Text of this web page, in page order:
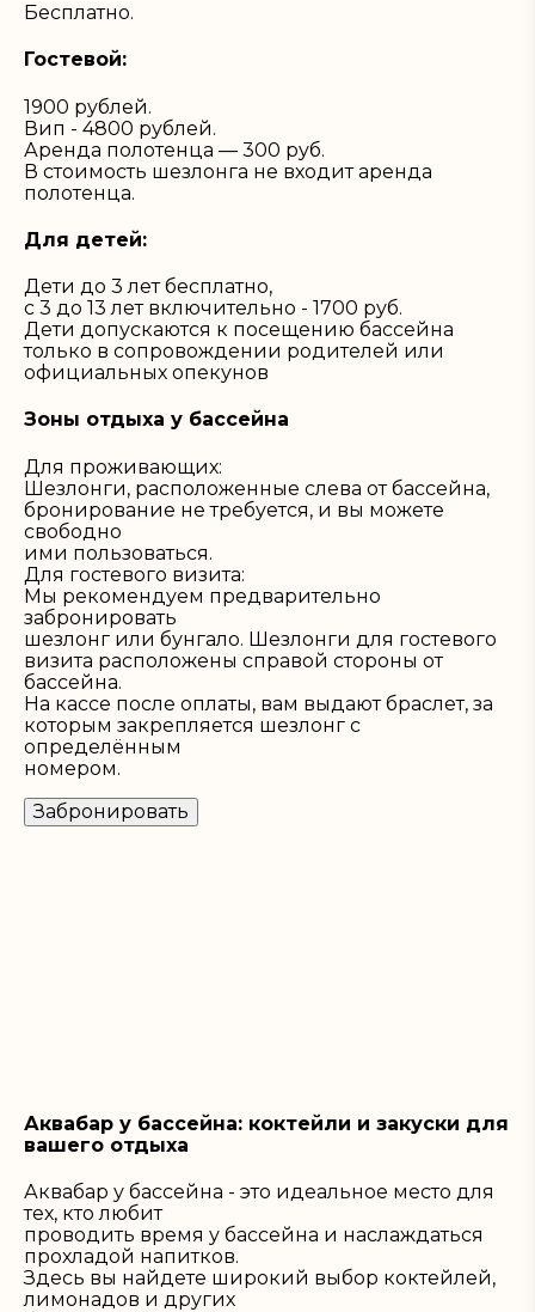
Бесплатно.
Гостевой:
1900 рублей.
Вип - 4800 рублей.
Аренда полотенца — 300 руб.
В стоимость шезлонга не входит аренда
полотенца.
Для детей:
Дети до 3 лет бесплатно,
с 3 до 13 лет включительно - 1700 руб.
Дети допускаются к посещению бассейна
только в сопровождении родителей или
официальных опекунов
Зоны отдыха у бассейна
Для проживающих:
Шезлонги, расположенные слева от бассейна,
бронирование не требуется, и вы можете
свободно
ими пользоваться.
Для гостевого визита:
Мы рекомендуем предварительно
забронировать
шезлонг или бунгало. Шезлонги для гостевого
визита расположены справой стороны от
бассейна.
На кассе после оплаты, вам выдают браслет, за
которым закрепляется шезлонг с
определённым
номером.
Забронировать
Аквабар у бассейна: коктейли и закуски для
вашего отдыха
Аквабар у бассейна - это идеальное место для
тех, кто любит
проводить время у бассейна и наслаждаться
прохладой напитков.
Здесь вы найдете широкий выбор коктейлей,
лимонадов и других